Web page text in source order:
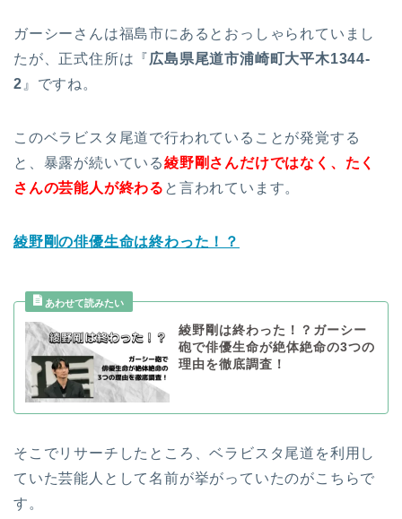
ガーシーさんは福島市にあるとおっしゃられていまし
たが、正式住所は『広島県尾道市浦崎町大平木1344-
2 』ですね。
このベラビスタ尾道で行われていることが発覚する
と、暴露が続いている綾野剛さんだけではなく、たく
さんの芸能人が終わる と言われています。
綾野剛の俳優生命は終わった！？
綾野剛は終わった！？ガーシー
砲で俳優生命が絶体絶命の3つの
理由を徹底調査！
そこでリサーチしたところ、ベラビスタ尾道を利用し
ていた芸能人として名前が挙がっていたのがこちらで
す。